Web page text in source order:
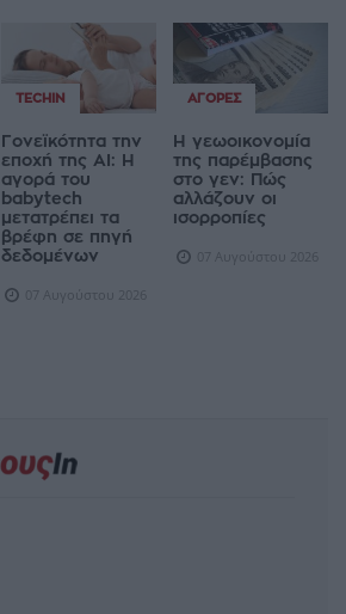
TECHIN
Γονεϊκότητα την
εποχή της AI: Η
αγορά του
babytech
μετατρέπει τα
βρέφη σε πηγή
δεδομένων
07 Αυγούστου 2026
ΑΓΟΡΈΣ
Η γεωοικονομία
της παρέμβασης
στο γεν: Πώς
αλλάζουν οι
ισορροπίες
07 Αυγούστου 2026